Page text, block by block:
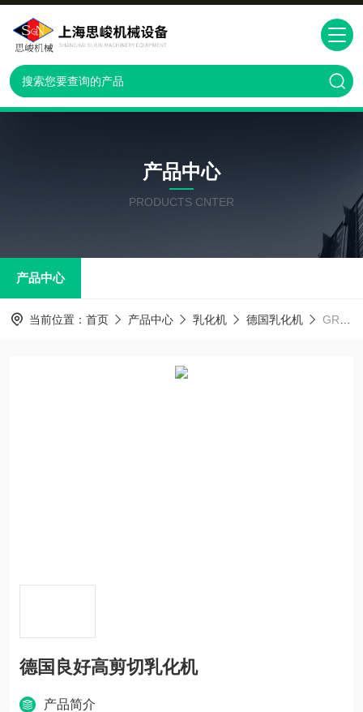
产品中心
PRODUCTS CNTER
产品中心
当前位置： 首页 产品中心 乳化机 德国乳化机 GR2000/4德国良好高剪切乳化机
德国良好高剪切乳化机
产品简介